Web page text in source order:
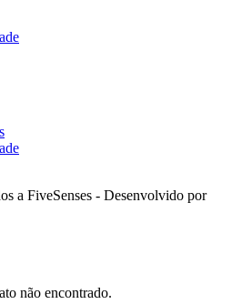
a FiveSenses - Desenvolvido por
não encontrado.